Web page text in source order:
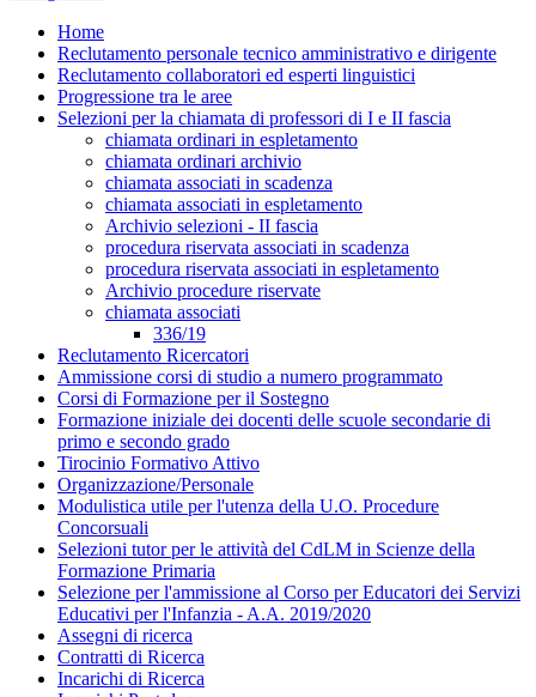
Home
Reclutamento personale tecnico amministrativo e dirigente
Reclutamento collaboratori ed esperti linguistici
Progressione tra le aree
Selezioni per la chiamata di professori di I e II fascia
chiamata ordinari in espletamento
chiamata ordinari archivio
chiamata associati in scadenza
chiamata associati in espletamento
Archivio selezioni - II fascia
procedura riservata associati in scadenza
procedura riservata associati in espletamento
Archivio procedure riservate
chiamata associati
336/19
Reclutamento Ricercatori
Ammissione corsi di studio a numero programmato
Corsi di Formazione per il Sostegno
Formazione iniziale dei docenti delle scuole secondarie di
primo e secondo grado
Tirocinio Formativo Attivo
Organizzazione/Personale
Modulistica utile per l'utenza della U.O. Procedure
Concorsuali
Selezioni tutor per le attività del CdLM in Scienze della
Formazione Primaria
Selezione per l'ammissione al Corso per Educatori dei Servizi
Educativi per l'Infanzia - A.A. 2019/2020
Assegni di ricerca
Contratti di Ricerca
Incarichi di Ricerca